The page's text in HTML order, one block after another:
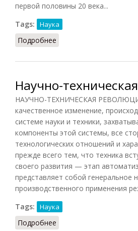
первой половины 20 века...
Tags:
Наука
Подробнее
Научно-
НАУЧНО-ТЕХНИЧЕСКАЯ
качественное изменение,
системе науки и техники,
компоненты этой системы, все
технологических отношений и
прежде всего тем, что техника
своего развития — этап
представляет собой генеральное
производственного применения
Tags:
Наука
Подробнее